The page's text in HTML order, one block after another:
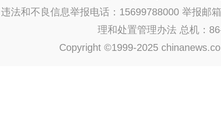
违法和不良信息举报电话：15699788000 举报邮
理和处置管理办法 总机：
Copyright ©1999-2025